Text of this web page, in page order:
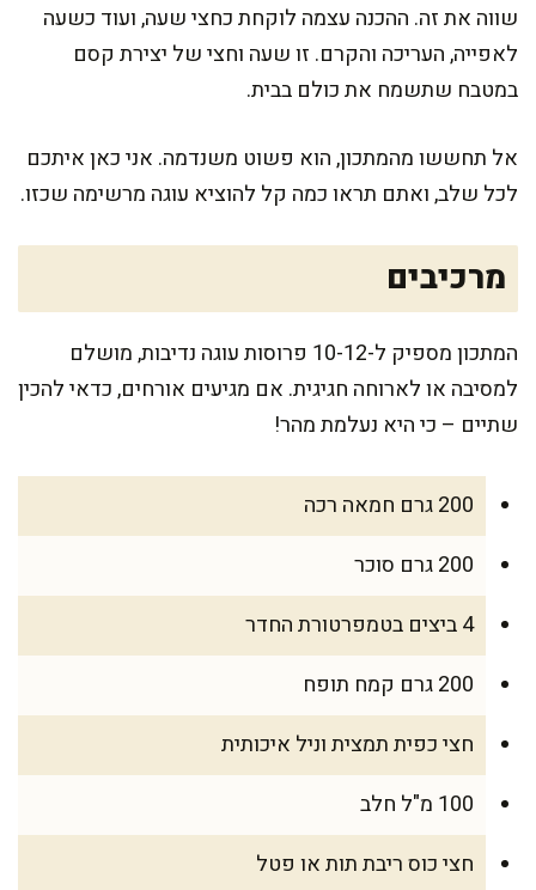
שווה את זה. ההכנה עצמה לוקחת כחצי שעה, ועוד כשעה
לאפייה, העריכה והקרם. זו שעה וחצי של יצירת קסם
במטבח שתשמח את כולם בבית.
אל תחששו מהמתכון, הוא פשוט משנדמה. אני כאן איתכם
לכל שלב, ואתם תראו כמה קל להוציא עוגה מרשימה שכזו.
מרכיבים
המתכון מספיק ל-10-12 פרוסות עוגה נדיבות, מושלם
למסיבה או לארוחה חגיגית. אם מגיעים אורחים, כדאי להכין
שתיים – כי היא נעלמת מהר!
200 גרם חמאה רכה
200 גרם סוכר
4 ביצים בטמפרטורת החדר
200 גרם קמח תופח
חצי כפית תמצית וניל איכותית
100 מ"ל חלב
חצי כוס ריבת תות או פטל